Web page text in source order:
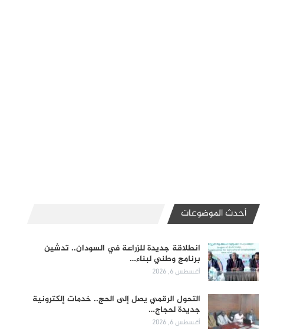
أحدث الموضوعات
انطلاقة جديدة للزراعة في السودان.. تدشين
برنامج وطني لبناء…
أغسطس 6, 2026
التحول الرقمي يصل إلى الحج.. خدمات إلكترونية
جديدة لحجاج…
أغسطس 6, 2026